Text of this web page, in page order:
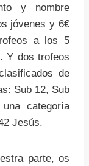
y nombre
jóvenes y 6€
a los 5
Y dos trofeos
de
Sub 12, Sub
categoría
Jesús.
parte, os